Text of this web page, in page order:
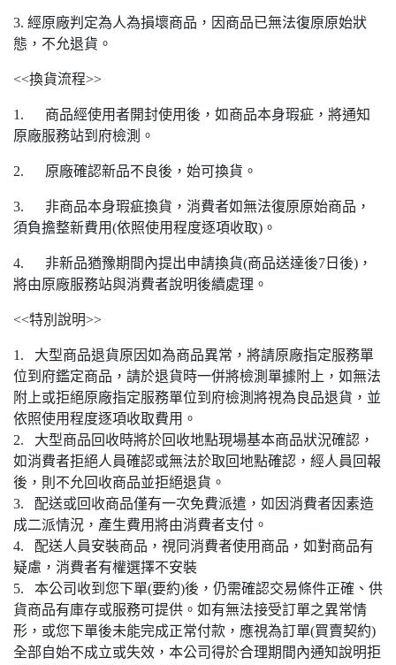
3. 經原廠判定為人為損壞商品，因商品已無法復原原始狀
態，不允退貨。
<<換貨流程>>
1. 商品經使用者開封使用後，如商品本身瑕疵，將通知
原廠服務站到府檢測。
2. 原廠確認新品不良後，始可換貨。
3. 非商品本身瑕疵換貨，消費者如無法復原原始商品，
須負擔整新費用(依照使用程度逐項收取)。
4. 非新品猶豫期間內提出申請換貨(商品送達後7日後)，
將由原廠服務站與消費者說明後續處理。
<<特別說明>>
1. 大型商品退貨原因如為商品異常，將請原廠指定服務單
位到府鑑定商品，請於退貨時一併將檢測單據附上，如無法
附上或拒絕原廠指定服務單位到府檢測將視為良品退貨，並
依照使用程度逐項收取費用。
2. 大型商品回收時將於回收地點現場基本商品狀況確認，
如消費者拒絕人員確認或無法於取回地點確認，經人員回報
後，則不允回收商品並拒絕退貨。
3. 配送或回收商品僅有一次免費派遣，如因消費者因素造
成二派情況，產生費用將由消費者支付。
4. 配送人員安裝商品，視同消費者使用商品，如對商品有
疑慮，消費者有權選擇不安裝
5. 本公司收到您下單(要約)後，仍需確認交易條件正確、供
貨商品有庫存或服務可提供。如有無法接受訂單之異常情
形，或您下單後未能完成正常付款，應視為訂單(買賣契約)
全部自始不成立或失效，本公司得於合理期間內通知說明拒